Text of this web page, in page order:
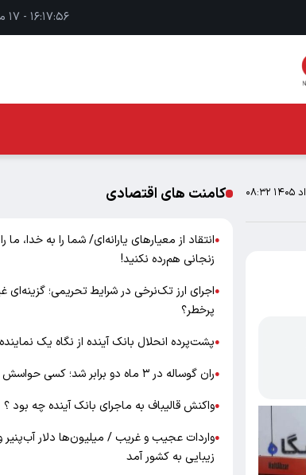
۱۶:۱۷:۵۷ - ۱۷ مرداد ۱۴۰۵
کامنت های اقتصادی
●انتقاد از معیارهای یارانه‌ای/ شما را به خدا، ما
زنجانی هم‌رده نکنید!
●اجرای ارز تک‌نرخی در شرایط تحریمی؛ گزینه‌ای
پرخطر؟
●پشت‌پرده انحلال بانک آینده از نگاه یک
●ران گوساله در ۳ ماه دو برابر شد؛ کسی حواسش هست؟
●واکنش قالیباف به ماجرای بانک آینده چه بود ؟
●واردات عجیب و غریب / میلیون‌ها دلار آب‌پنیر
زیبایی به کشور آمد